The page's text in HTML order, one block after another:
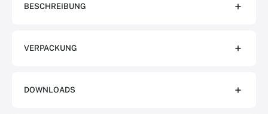
BESCHREIBUNG
VERPACKUNG
DOWNLOADS